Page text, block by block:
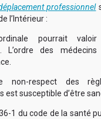
professionnel
l’Intérieur :
pourrait
L’ordre des
non-respect des
est susceptible d’être
1 du code de la santé